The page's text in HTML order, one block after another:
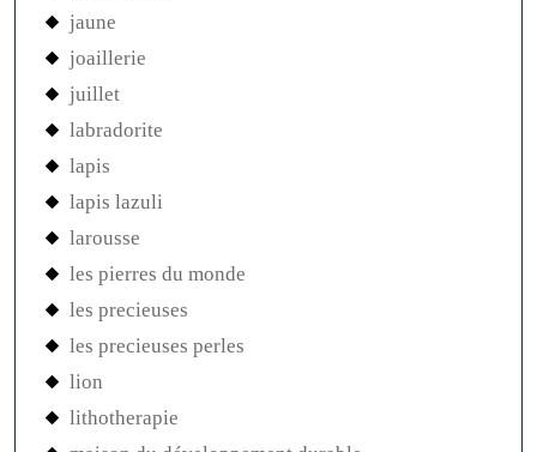
jaune
joaillerie
juillet
labradorite
lapis
lapis lazuli
larousse
les pierres du monde
les precieuses
les precieuses perles
lion
lithotherapie